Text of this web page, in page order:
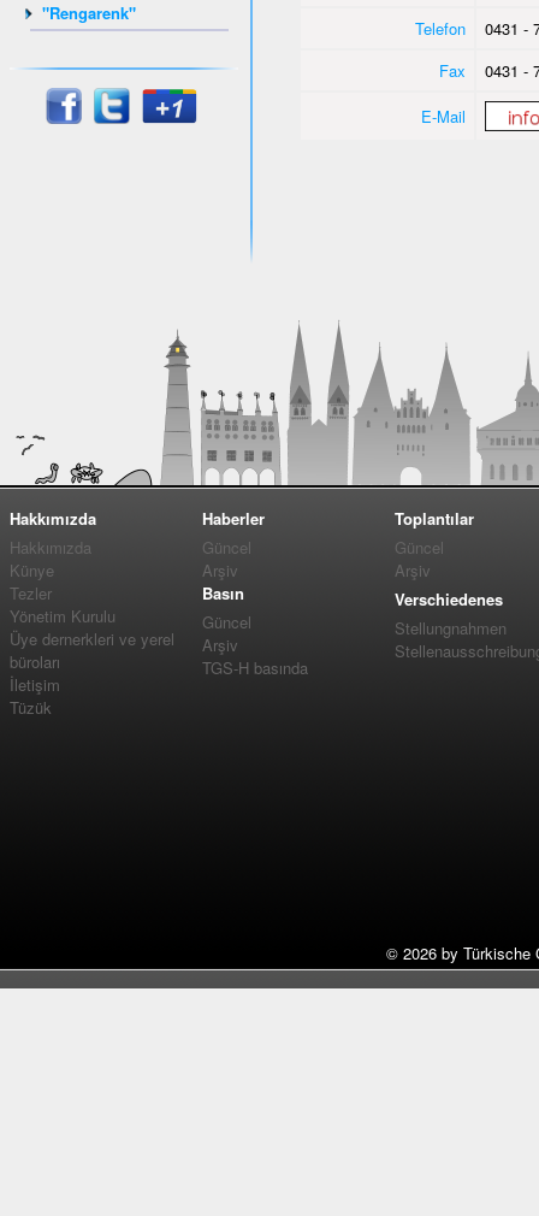
"Rengarenk"
Telefon
0431 -
Fax
0431 -
E-Mail
Hakkımızda
Hakkımızda
Künye
Tezler
Yönetim Kurulu
Üye dernerkleri ve yerel
büroları
İletişim
Tüzük
Haberler
Güncel
Arşiv
Basın
Güncel
Arşiv
TGS-H basında
Toplantılar
Güncel
Arşiv
Verschiedenes
Stellungnahmen
© 2026 by Türkische